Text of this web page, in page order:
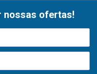
nossas ofertas!